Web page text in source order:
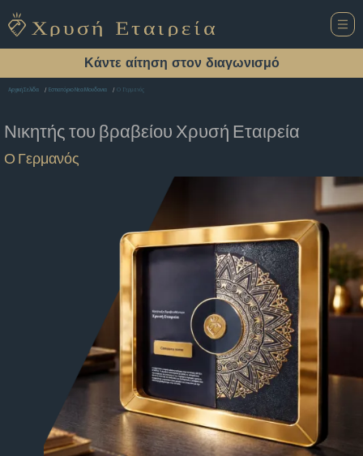
Κάντε αίτηση στον διαγωνισμό
Αρχική Σελίδα Εστιατόριο Νεα Μουδανια Ο Γερμανός
Νικητής του βραβείου Χρυσή Εταιρεία
Ο Γερμανός